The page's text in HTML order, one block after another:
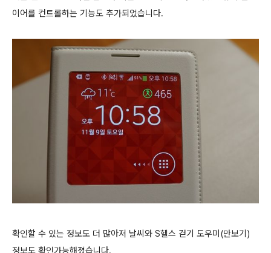
이어를 컨트롤하는 기능도 추가되었습니다.
확인할 수 있는 정보도 더 많아져 날씨와 S헬스 걷기 도우미(만보기)
정보도 확인가능해졌습니다.